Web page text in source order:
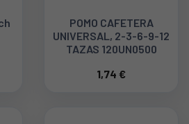
POMO CAFETERA
UNIVERSAL, 2-3-6-9-12
TAZAS 120UN0500
1,74 €